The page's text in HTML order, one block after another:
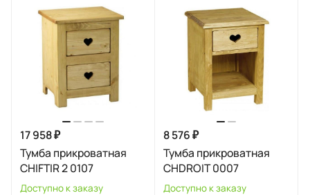
17 958 ₽
Тумба прикроватная
CHIFTIR 2 0107
Доступно к заказу
8 576 ₽
Тумба прикроватная
CHDROIT 0007
Доступно к заказу